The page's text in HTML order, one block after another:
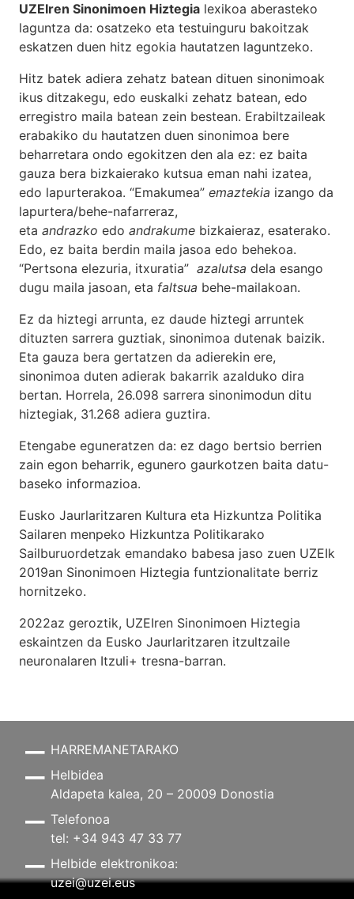
UZEIren Sinonimoen Hiztegia lexikoa aberasteko
laguntza da: osatzeko eta testuinguru bakoitzak
eskatzen duen hitz egokia hautatzen laguntzeko.
Hitz batek adiera zehatz batean dituen sinonimoak
ikus ditzakegu, edo euskalki zehatz batean, edo
erregistro maila batean zein bestean. Erabiltzaileak
erabakiko du hautatzen duen sinonimoa bere
beharretara ondo egokitzen den ala ez: ez baita
gauza bera bizkaierako kutsua eman nahi izatea,
edo lapurterakoa. “Emakumea” emaztekia izango da
lapurtera/behe-nafarreraz,
eta andrazko edo andrakume bizkaieraz, esaterako.
Edo, ez baita berdin maila jasoa edo behekoa.
“Pertsona elezuria, itxuratia” azalutsa dela esango
dugu maila jasoan, eta faltsua behe-mailakoan.
Ez da hiztegi arrunta, ez daude hiztegi arruntek
dituzten sarrera guztiak, sinonimoa dutenak baizik.
Eta gauza bera gertatzen da adierekin ere,
sinonimoa duten adierak bakarrik azalduko dira
bertan. Horrela, 26.098 sarrera sinonimodun ditu
hiztegiak, 31.268 adiera guztira.
Etengabe eguneratzen da: ez dago bertsio berrien
zain egon beharrik, egunero gaurkotzen baita datu-
baseko informazioa.
Eusko Jaurlaritzaren Kultura eta Hizkuntza Politika
Sailaren menpeko Hizkuntza Politikarako
Sailburuordetzak emandako babesa jaso zuen UZEIk
2019an Sinonimoen Hiztegia funtzionalitate berriz
hornitzeko.
2022az geroztik, UZEIren Sinonimoen Hiztegia
eskaintzen da Eusko Jaurlaritzaren itzultzaile
neuronalaren Itzuli+ tresna-barran.
HARREMANETARAKO
Helbidea
Aldapeta kalea, 20 – 20009 Donostia
Telefonoa
tel: +34 943 47 33 77
Helbide elektronikoa:
uzei@uzei.eus